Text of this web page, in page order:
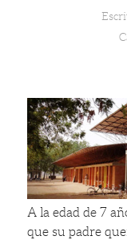
A la edad de 7
que su padre